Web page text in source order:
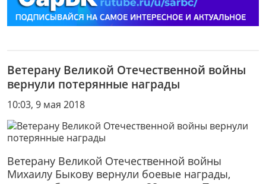
Ветерану Великой Отечественной войны
вернули потерянные награды
10:03, 9 мая 2018
Ветерану Великой Отечественной войны
Михаилу Быкову вернули боевые награды,